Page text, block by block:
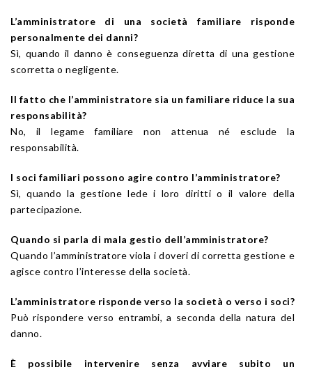
L’amministratore di una società familiare risponde
personalmente dei danni?
Sì, quando il danno è conseguenza diretta di una gestione
scorretta o negligente.
Il fatto che l’amministratore sia un familiare riduce la sua
responsabilità?
No, il legame familiare non attenua né esclude la
responsabilità.
I soci familiari possono agire contro l’amministratore?
Sì, quando la gestione lede i loro diritti o il valore della
partecipazione.
Quando si parla di mala gestio dell’amministratore?
Quando l’amministratore viola i doveri di corretta gestione e
agisce contro l’interesse della società.
L’amministratore risponde verso la società o verso i soci?
Può rispondere verso entrambi, a seconda della natura del
danno.
È possibile intervenire senza avviare subito un